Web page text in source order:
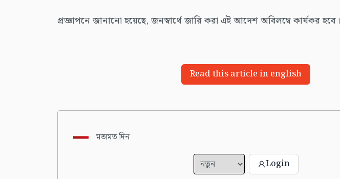
প্রজ্ঞাপনে জানানো হয়েছে, জনস্বার্থে জারি করা এই আদেশ অবিলম্বে কার্যকর হবে।
Read this article in english
মতামত দিন
Login